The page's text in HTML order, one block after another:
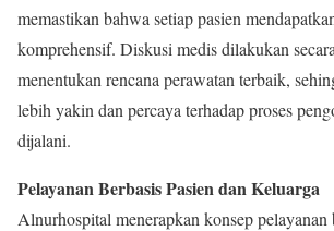
memastikan bahwa setiap pasien
komprehensif. Diskusi medis dilakukan
menentukan rencana perawatan terbaik,
lebih yakin dan percaya terhadap proses
dijalani.
Pelayanan Berbasis Pasien dan Keluarga
Alnurhospital menerapkan konsep pelayanan